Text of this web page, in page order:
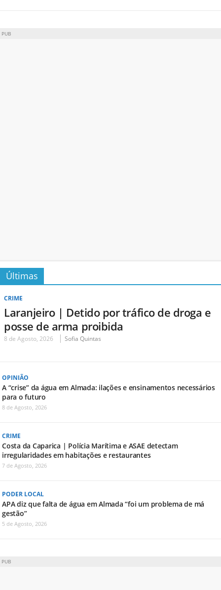
PUB
Últimas
CRIME
Laranjeiro | Detido por tráfico de droga e
posse de arma proibida
8 de Agosto, 2026 Sofia Quintas
OPINIÃO
A “crise” da água em Almada: ilações e ensinamentos necessários
para o futuro
8 de Agosto, 2026
CRIME
Costa da Caparica | Polícia Marítima e ASAE detectam
irregularidades em habitações e restaurantes
7 de Agosto, 2026
PODER LOCAL
APA diz que falta de água em Almada “foi um problema de má
gestão”
5 de Agosto, 2026
PUB